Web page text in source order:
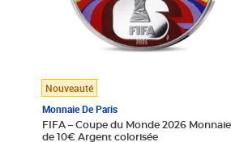
Nouveauté
Monnaie De Paris
FIFA – Coupe du Monde 2026 Monnaie
de 10€ Argent colorisée